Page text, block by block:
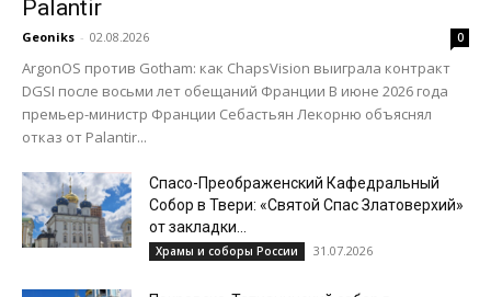
Palantir
Geoniks - 02.08.2026 0
ArgonOS против Gotham: как ChapsVision выиграла контракт
DGSI после восьми лет обещаний Франции В июне 2026 года
премьер-министр Франции Себастьян Лекорню объяснял
отказ от Palantir...
Спасо-Преображенский Кафедральный
Собор в Твери: «Святой Спас Златоверхий»
от закладки...
Храмы и соборы России 31.07.2026